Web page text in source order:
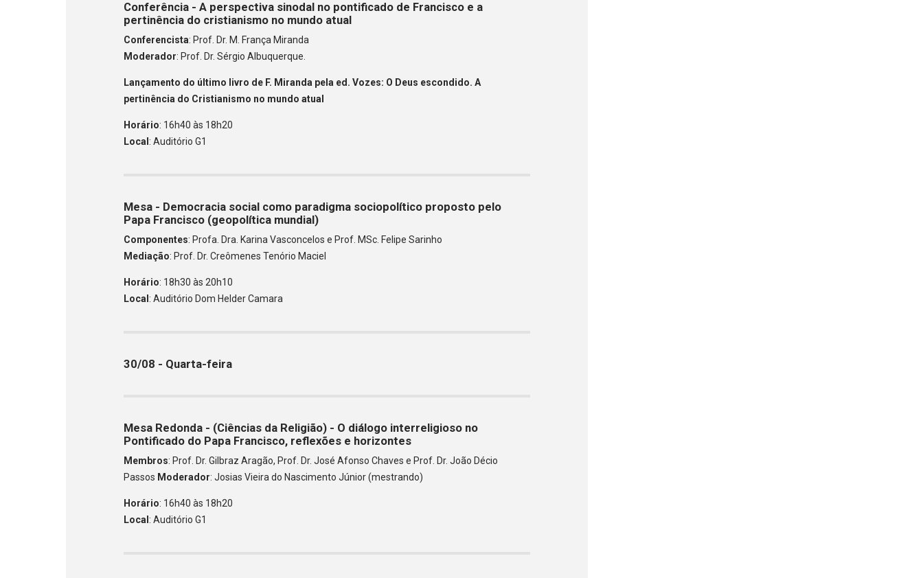
Conferência - A perspectiva sinodal no pontificado de Francisco e a
pertinência do cristianismo no mundo atual
Conferencista: Prof. Dr. M. França Miranda
Moderador: Prof. Dr. Sérgio Albuquerque.
Lançamento do último livro de F. Miranda pela ed. Vozes: O Deus escondido. A
pertinência do Cristianismo no mundo atual
Horário: 16h40 às 18h20
Local : Auditório G1
Mesa - Democracia social como paradigma sociopolítico proposto pelo
Papa Francisco (geopolítica mundial)
Componentes: Profa. Dra. Karina Vasconcelos e Prof. MSc. Felipe Sarinho
Mediação: Prof. Dr. Creômenes Tenório Maciel
Horário: 18h30 às 20h10
Local : Auditório Dom Helder Camara
30/08 - Quarta-feira
Mesa Redonda - (Ciências da Religião) - O diálogo interreligioso no
Pontificado do Papa Francisco, reflexões e horizontes
Membros: Prof. Dr. Gilbraz Aragão, Prof. Dr. José Afonso Chaves e Prof. Dr. João Décio
Passos Moderador: Josias Vieira do Nascimento Júnior (mestrando)
Horário: 16h40 às 18h20
Local : Auditório G1